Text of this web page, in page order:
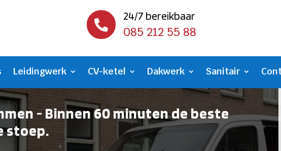

24/7 bereikbaar
085 212 55 88
Leidingwerk CV-ketel Dakwerk Sanitair
- Binnen 60 minuten de beste
stoep.